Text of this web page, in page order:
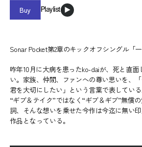
Buy Playlist
Sonar Pocket第2章のキックオフシングル「
昨年10月に大病を患ったko-daiが、死と直
い。家族、仲間、ファンへの尊い思いを、
君を大切にしたい」という言葉で表している
“ギブ＆テイク”ではなく“ギブ＆ギブ”無償
詞、そんな想いを乗せた今作は今迄に無い
作品となっている。